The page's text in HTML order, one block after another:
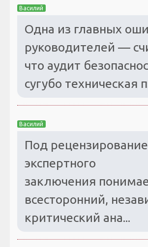
Василий
Одна из главных
руководителей —
что аудит
сугубо техническая
Василий
Под
экспертного
заключения
всесторонний,
критический ана...